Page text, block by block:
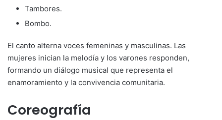
Tambores.
Bombo.
El canto alterna voces femeninas y masculinas. Las
mujeres inician la melodía y los varones responden,
formando un diálogo musical que representa el
enamoramiento y la convivencia comunitaria.
Coreografía